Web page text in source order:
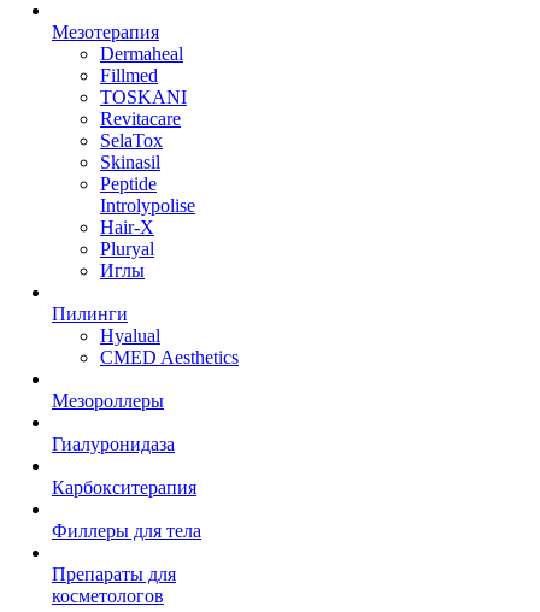
Мезотерапия
Dermaheal
Fillmed
TOSKANI
Revitacare
SelaTox
Skinasil
Peptide
Introlypolise
Hair-X
Pluryal
Иглы
Пилинги
Hyalual
CMED Aesthetics
Мезороллеры
Гиалуронидаза
Карбокситерапия
Филлеры для тела
Препараты для
косметологов